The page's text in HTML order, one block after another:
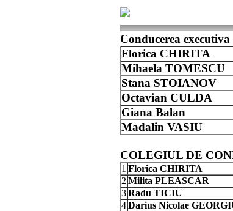
Conducerea executiva
Florica CHIRITA
Mihaela TOMESCU
Stana STOIANOV
Octavian CULDA
Giana Balan
Madalin VASIU
COLEGIUL DE
1 Florica CHIRITA
2 Milita PLEASCAR
3Radu TICIU
4Darius Nicolae